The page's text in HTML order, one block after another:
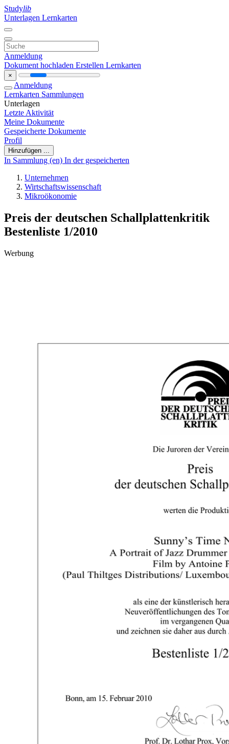
Studylib
Unterlagen Lernkarten
Anmeldung
Dokument hochladen Erstellen Lernkarten
×
Anmeldung
Lernkarten Sammlungen
Unterlagen
Letzte Aktivität
Meine Dokumente
Gespeicherte Dokumente
Profil
Hinzufügen ...
In Sammlung (en) In der gespeicherten
Unternehmen
Wirtschaftswissenschaft
Mikroökonomie
Preis der deutschen Schallplattenkritik
Bestenliste 1/2010
Werbung